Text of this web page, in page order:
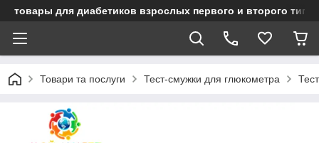
товары для диабетиков взрослых первого и второго типа
Товари та послуги Тест-смужки для глюкометра